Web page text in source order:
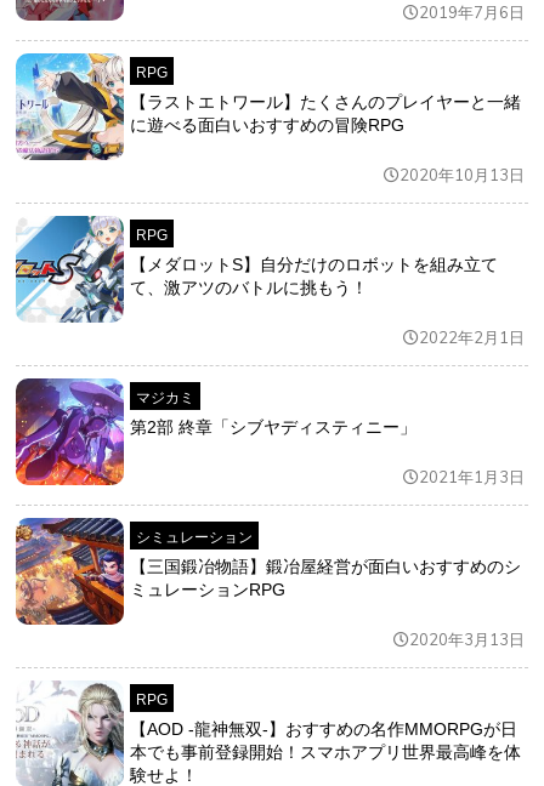
2019年7月6日
RPG
【ラストエトワール】たくさんのプレイヤーと一緒
に遊べる面白いおすすめの冒険RPG
2020年10月13日
RPG
【メダロットS】自分だけのロボットを組み立て
て、激アツのバトルに挑もう！
2022年2月1日
マジカミ
第2部 終章「シブヤディスティニー」
2021年1月3日
シミュレーション
【三国鍛冶物語】鍛冶屋経営が面白いおすすめのシ
ミュレーションRPG
2020年3月13日
RPG
【AOD -龍神無双-】おすすめの名作MMORPGが日
本でも事前登録開始！スマホアプリ世界最高峰を体
験せよ！